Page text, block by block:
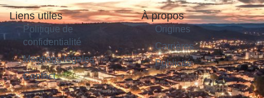
Liens utiles
Politique de
confidentialité
Mentions légales
Contact
À propos
Origines
Carrières
Publicité